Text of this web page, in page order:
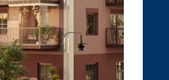
49 kvm
49 kvm
52 kvm